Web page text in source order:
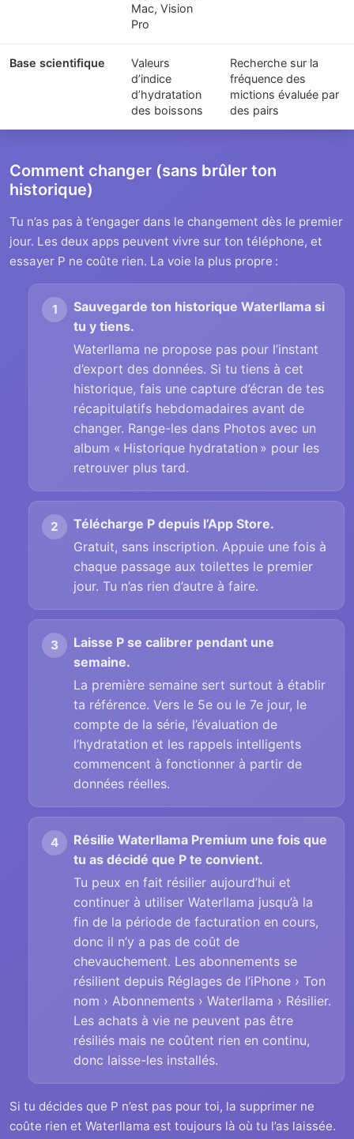
Mac, Vision
Pro
Base scientifique
Valeurs
d’indice
d’hydratation
des boissons
Recherche sur la
fréquence des
mictions évaluée par
des pairs
Comment changer (sans brûler ton
historique)
Tu n’as pas à t’engager dans le changement dès le premier
jour. Les deux apps peuvent vivre sur ton téléphone, et
essayer P ne coûte rien. La voie la plus propre :
Sauvegarde ton historique Waterllama si
tu y tiens.
Waterllama ne propose pas pour l’instant
d’export des données. Si tu tiens à cet
historique, fais une capture d’écran de tes
récapitulatifs hebdomadaires avant de
changer. Range-les dans Photos avec un
album « Historique hydratation » pour les
retrouver plus tard.
Télécharge P depuis l’App Store.
Gratuit, sans inscription. Appuie une fois à
chaque passage aux toilettes le premier
jour. Tu n’as rien d’autre à faire.
Laisse P se calibrer pendant une
semaine.
La première semaine sert surtout à établir
ta référence. Vers le 5e ou le 7e jour, le
compte de la série, l’évaluation de
l’hydratation et les rappels intelligents
commencent à fonctionner à partir de
données réelles.
Résilie Waterllama Premium une fois que
tu as décidé que P te convient.
Tu peux en fait résilier aujourd’hui et
continuer à utiliser Waterllama jusqu’à la
fin de la période de facturation en cours,
donc il n’y a pas de coût de
chevauchement. Les abonnements se
résilient depuis Réglages de l’iPhone › Ton
nom › Abonnements › Waterllama › Résilier.
Les achats à vie ne peuvent pas être
résiliés mais ne coûtent rien en continu,
donc laisse-les installés.
Si tu décides que P n’est pas pour toi, la supprimer ne
coûte rien et Waterllama est toujours là où tu l’as laissée.